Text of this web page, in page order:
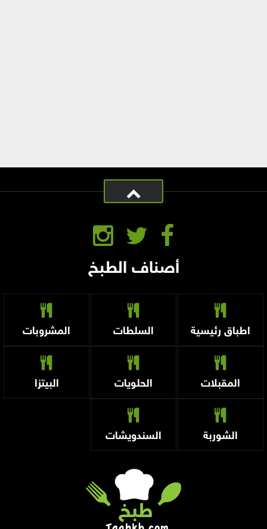
أصناف الطبخ
اطباق رئيسية السلطات المشروبات
المقبلات الحلويات البيتزا
الشوربة السندويشات